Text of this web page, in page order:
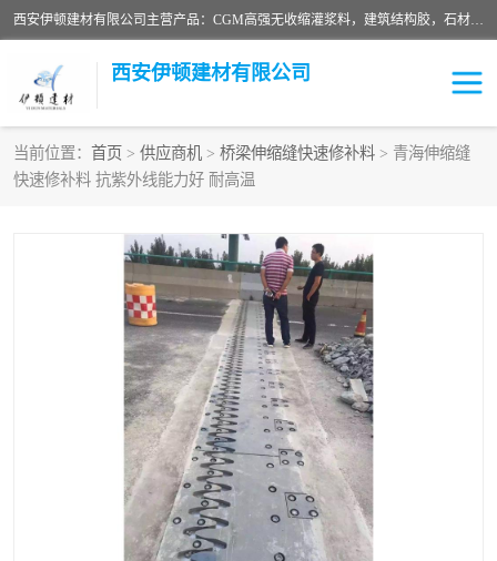
西安伊顿建材有限公司主营产品：CGM高强无收缩灌浆料，建筑结构胶，石材粘合剂，柔性防水材料，环氧修补砂浆等在各个行业得到了客户认可。
西安伊顿建材有限公司
当前位置： 首页 > 供应商机 > 桥梁伸缩缝快速修补料 > 青海伸缩缝
快速修补料 抗紫外线能力好 耐高温
灌浆料
修补砂浆
水泥路面修补材料
沥青冷补料
高延性混凝土 速凝剂
金刚砂
桥梁伸缩缝快速修补料 防静电不发火砂浆